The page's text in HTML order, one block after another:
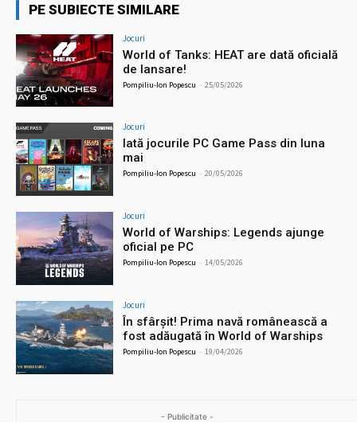
PE SUBIECTE SIMILARE
Jocuri
World of Tanks: HEAT are dată oficială
de lansare!
Pompiliu-Ion Popescu - 25/05/2026
Jocuri
Iată jocurile PC Game Pass din luna
mai
Pompiliu-Ion Popescu - 20/05/2026
Jocuri
World of Warships: Legends ajunge
oficial pe PC
Pompiliu-Ion Popescu - 14/05/2026
Jocuri
În sfârșit! Prima navă românească a
fost adăugată în World of Warships
Pompiliu-Ion Popescu - 19/04/2026
- Publicitate -